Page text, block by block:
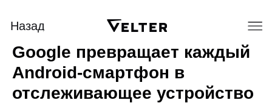
Google превращает каждый
Android-смартфон в
отслеживающее устройство